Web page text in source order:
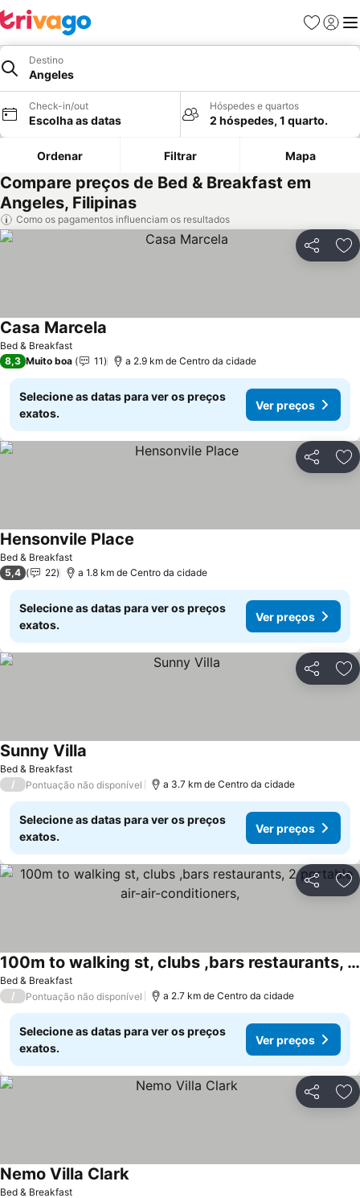
Favoritos
Iniciar
Destino
Angeles
Check-in/out
Escolha as datas
Hóspedes e quartos
2 hóspedes, 1 quarto.
Ordenar Filtrar Mapa
Compare preços de Bed & Breakfast em
Angeles, Filipinas
Como os pagamentos influenciam os resultados
Partilhar
Bed & Breakfast
Casa Marcela
8,3 Muito boa 11 a 2.9 km de Centro da cidade
Selecione as datas para ver os preços
exatos.
Ver preços
Partilhar
Bed & Breakfast
Hensonvile Place
5,4 22 a 1.8 km de Centro da cidade
Selecione as datas para ver os preços
exatos.
Ver preços
Partilhar
Bed & Breakfast
Sunny Villa
/ Pontuação não disponível a 3.7 km de Centro da cidade
Selecione as datas para ver os preços
exatos.
Ver preços
Partilhar
Bed & Breakfast
100m to walking st, clubs ,bars restaurants, 2 portable air-air-conditioners,
/ Pontuação não disponível a 2.7 km de Centro da cidade
Selecione as datas para ver os preços
exatos.
Ver preços
Partilhar
Bed & Breakfast
Nemo Villa Clark